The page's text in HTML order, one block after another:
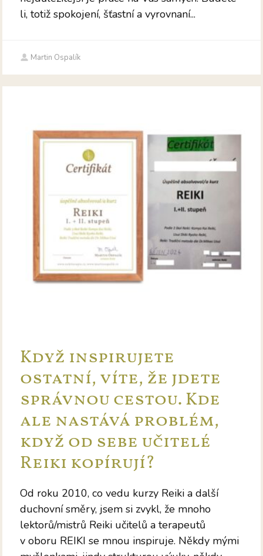
li, totiž spokojení, šťastní a vyrovnaní...
Martin Ospalík
Když inspirujete
ostatní, víte, že jdete
správnou cestou. Kde
ale nastává problém,
když od sebe učitelé
Reiki kopírují?
Od roku 2010, co vedu kurzy Reiki a další
duchovní směry, jsem si zvykl, že mnoho
lektorů/mistrů Reiki učitelů a terapeutů
v oboru REIKI se mnou inspiruje. Někdy mými